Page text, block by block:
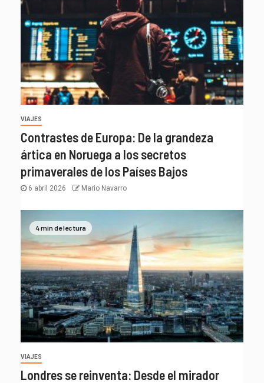
VIAJES
Contrastes de Europa: De la grandeza
ártica en Noruega a los secretos
primaverales de los Países Bajos
6 abril 2026 Mario Navarro
4 min de lectura
VIAJES
Londres se reinventa: Desde el mirador